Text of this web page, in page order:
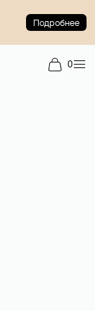
Подробнее
0